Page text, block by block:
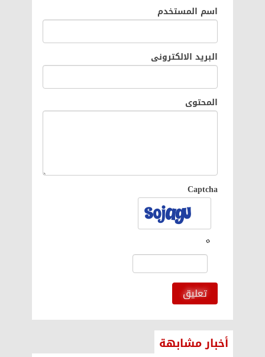
اسم المستخدم
البريد الالكترونى
المحتوى
Captcha
تعليق
أخبار مشابهة